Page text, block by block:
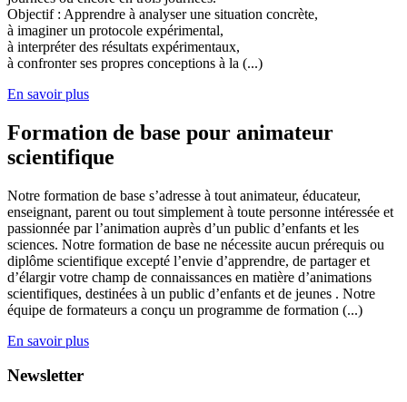
Objectif : Apprendre à analyser une situation concrète,
à imaginer un protocole expérimental,
à interpréter des résultats expérimentaux,
à confronter ses propres conceptions à la (...)
En savoir plus
Formation de base pour animateur
scientifique
Notre formation de base s’adresse à tout animateur, éducateur,
enseignant, parent ou tout simplement à toute personne intéressée et
passionnée par l’animation auprès d’un public d’enfants et les
sciences. Notre formation de base ne nécessite aucun prérequis ou
diplôme scientifique excepté l’envie d’apprendre, de partager et
d’élargir votre champ de connaissances en matière d’animations
scientifiques, destinées à un public d’enfants et de jeunes . Notre
équipe de formateurs a conçu un programme de formation (...)
En savoir plus
Newsletter